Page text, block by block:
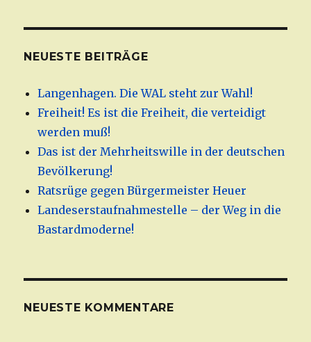
NEUESTE BEITRÄGE
Langenhagen. Die WAL steht zur Wahl!
Freiheit! Es ist die Freiheit, die verteidigt
werden muß!
Das ist der Mehrheitswille in der deutschen
Bevölkerung!
Ratsrüge gegen Bürgermeister Heuer
Landeserstaufnahmestelle – der Weg in die
Bastardmoderne!
NEUESTE KOMMENTARE